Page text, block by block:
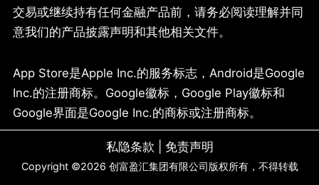
交易或继续持有任何金融产品前，请务必阅读理解并同
意我们的产品披露声明和其他相关文件。
App Store是Apple Inc.的服务标志，Android是Google
Inc.的注册商标。Google徽标，Google Play徽标和
Google界面是Google Inc.的商标或注册商标。
私隐条款 免责声明
Copyright ©2026 创富盈汇集团有限公司版权所有，不得转载